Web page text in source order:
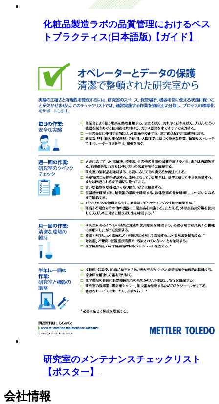
化粧品製造ラボの品質管理におけるベス
トプラクティス(日本語版)【ガイド】
研究室のメンテナンスチェックリスト
【ポスター】
会社情報